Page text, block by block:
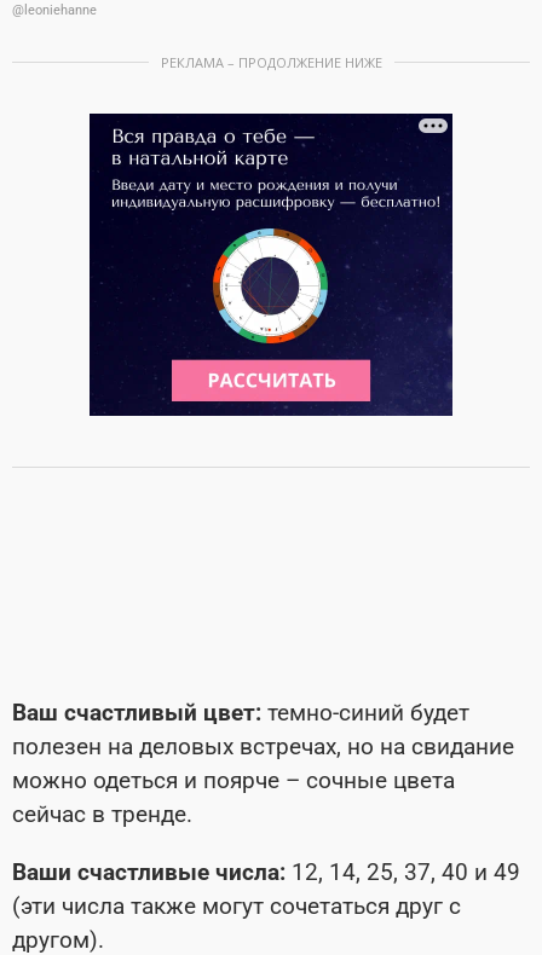
@leoniehanne
РЕКЛАМА – ПРОДОЛЖЕНИЕ НИЖЕ
Ваш счастливый цвет: темно-синий будет
полезен на деловых встречах, но на свидание
можно одеться и поярче – сочные цвета
сейчас в тренде.
Ваши счастливые числа: 12, 14, 25, 37, 40 и 49
(эти числа также могут сочетаться друг с
другом).